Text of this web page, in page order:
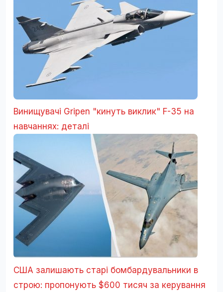
Винищувачі Gripen "кинуть виклик" F-35 на
навчаннях: деталі
США залишають старі бомбардувальники в
строю: пропонують $600 тисяч за керування